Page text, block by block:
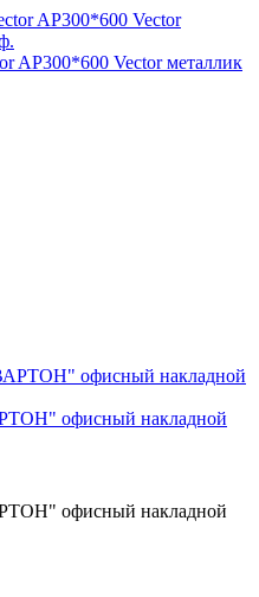
AP300*600 Vector металлик
офисный накладной
офисный накладной